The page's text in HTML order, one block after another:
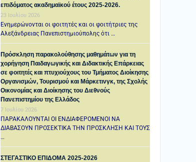
επιδόματος ακαδημαϊκού έτους 2025-2026.
23 Ιουλίου 2026
Ενημερώνονται οι φοιτητές και οι φοιτήτριες της
Αλεξάνδρειας Πανεπιστημιούπολης ότι …
Πρόσκληση παρακολούθησης μαθημάτων για τη
χορήγηση Παιδαγωγικής και Διδακτικής Επάρκειας
σε φοιτητές και πτυχιούχους του Τμήματος Διοίκησης
Οργανισμών, Τουρισμού και Μάρκετινγκ, της Σχολής
Οικονομίας και Διοίκησης του Διεθνούς
Πανεπιστημίου της Ελλάδος
7 Ιουλίου 2026
ΠΑΡΑΚΑΛΟΥΝΤΑΙ ΟΙ ΕΝΔΙΑΦΕΡΟΜΕΝΟΙ ΝΑ
ΔΙΑΒΑΣΟΥΝ ΠΡΟΣΕΚΤΙΚΑ ΤΗΝ ΠΡΟΣΚΛΗΣΗ ΚΑΙ ΤΟΥΣ
…
ΣΤΕΓΑΣΤΙΚΟ ΕΠΙΔΟΜΑ 2025-2026